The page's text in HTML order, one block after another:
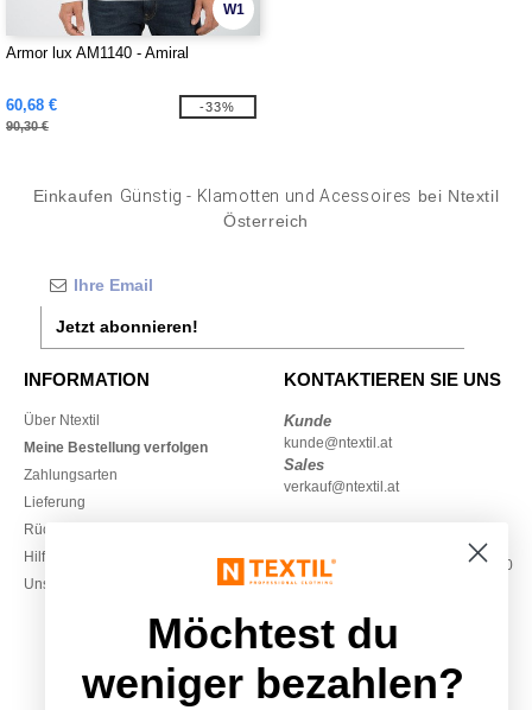
W1
Armor lux AM1140 - Amiral
60,68 €
90,30 €
-33%
Einkaufen Günstig - Klamotten und Acessoires bei Ntextil
Österreich
Jetzt abonnieren!
INFORMATION
Über Ntextil
Meine Bestellung verfolgen
Zahlungsarten
Lieferung
Rückerstattungen / Rückgaben
Hilfe & FAQs
Unsere Engagements
KONTAKTIEREN SIE UNS
Kunde
kunde@ntextil.at
Sales
verkauf@ntextil.at
Montag – Donnerstag: 10:00–13:00
& 14:00–17:30
Freitag: 10:00–14:00
Möchtest du
weniger bezahlen?